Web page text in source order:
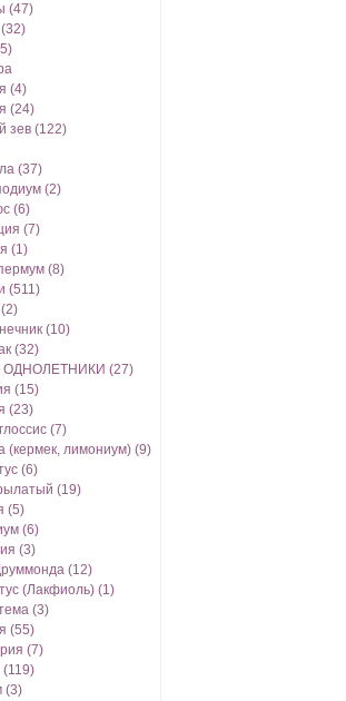
(47)
(4)
(24)
зев (122)
(37)
(2)
(6)
(7)
(1)
(8)
(511)
(10)
(32)
ОДНОЛЕТНИКИ (27)
(15)
(23)
(7)
(кермек, лимониум) (9)
(6)
(19)
(5)
(6)
(3)
(12)
(Лакфиоль) (1)
(3)
(55)
(7)
(3)